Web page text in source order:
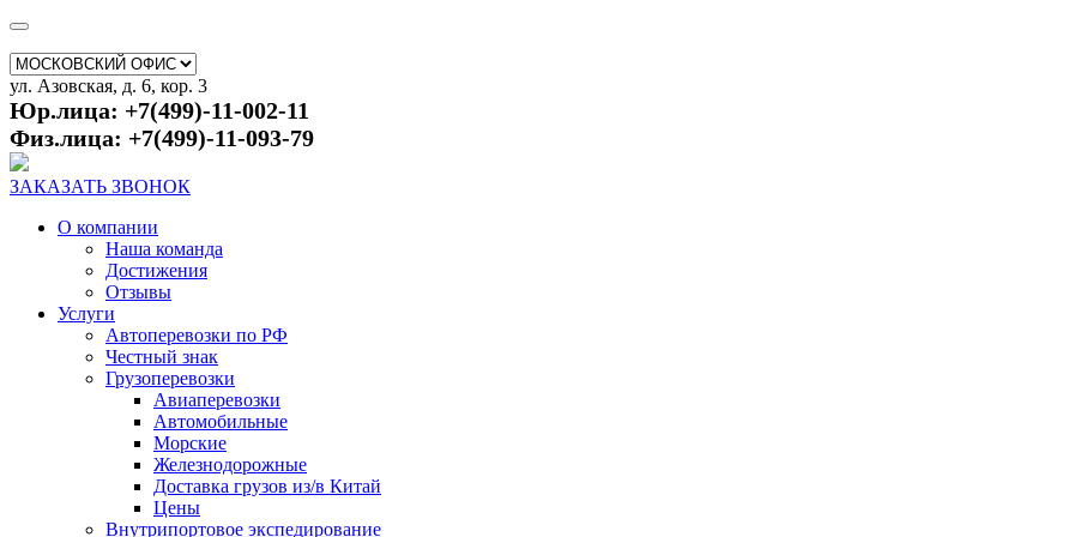
ул. Азовская, д. 6, кор. 3
Юр.лица: +7(499)-11-002-11
Физ.лица: +7(499)-11-093-79
ЗАКАЗАТЬ ЗВОНОК
О компании
Наша команда
Достижения
Отзывы
Услуги
Автоперевозки по РФ
Честный знак
Грузоперевозки
Авиаперевозки
Автомобильные
Морские
Железнодорожные
Доставка грузов из/в Китай
Цены
Внутрипортовое экспедирование